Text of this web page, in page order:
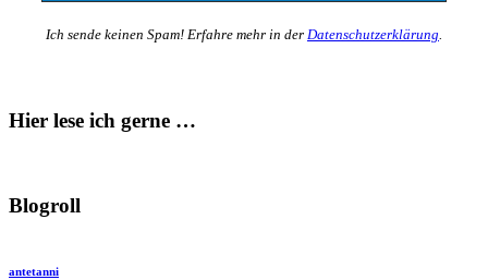
Ich sende keinen Spam! Erfahre mehr in der Datenschutzerklärung
Hier lese ich gerne …
Blogroll
antetanni